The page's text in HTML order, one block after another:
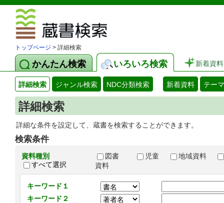
トップページ > 詳細検索
かんたん検索 いろいろ検索 新着資料
詳細検索 ジャンル検索 NDC分類検索 新着資料 テー
詳細検索
詳細な条件を設定して、蔵書を検索することができます。
検索条件
資料種別
すべて選択
図書 児童
地域資料
資料
キーワード１
キーワード２